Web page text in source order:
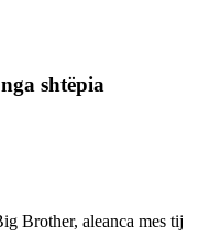
shtëpia
Brother, aleanca mes tij